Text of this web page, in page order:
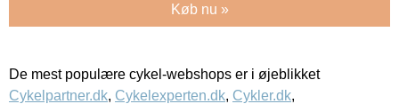
Køb nu »
De mest populære cykel-webshops er i øjeblikket
Cykelpartner.dk, Cykelexperten.dk, Cykler.dk,